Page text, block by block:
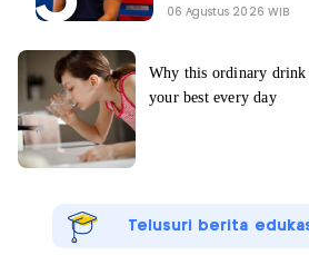
06 Agustus 2026 WIB
Telusuri berita